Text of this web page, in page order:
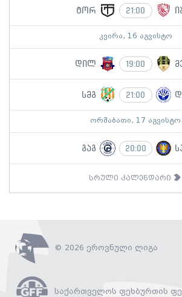
ტორ 21:00
კვირა, 16 აგვისტო
დილ 19:00
სმგ 21:00
ორშაბათი, 17 აგვისტო
გაგ 20:00
სრული კალენდარი
© 2026 ეროვნული ლიგა
საქართველოს ფეხბურთის